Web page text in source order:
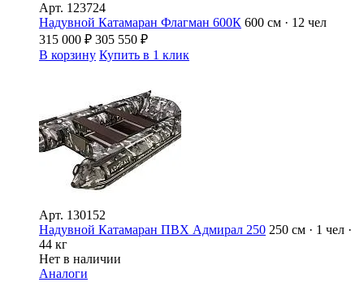
Арт. 123724
Надувной Катамаран Флагман 600К 600 см · 12 чел
315 000 ₽ 305 550 ₽
В корзину Купить в 1 клик
Арт. 130152
Надувной Катамаран ПВХ Адмирал 250 250 см · 1 чел ·
44 кг
Нет в наличии
Аналоги